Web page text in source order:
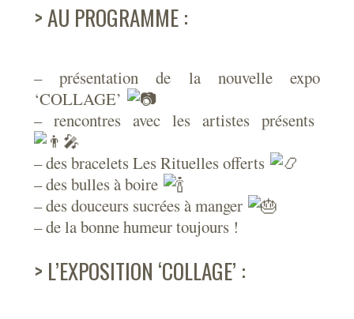
> AU PROGRAMME :
– présentation de la nouvelle expo
‘COLLAGE’
– rencontres avec les artistes présents
– des bracelets Les Rituelles offerts
– des bulles à boire
– des douceurs sucrées à manger
– de la bonne humeur toujours !
> L’EXPOSITION ‘COLLAGE’ :